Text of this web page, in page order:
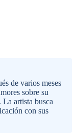
de varios meses
sobre su
artista busca
con sus